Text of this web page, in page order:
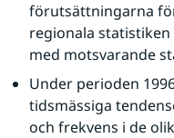
förutsättningarna
regionala
med motsvarande
Under perioden
tidsmässiga
och frekvens i de